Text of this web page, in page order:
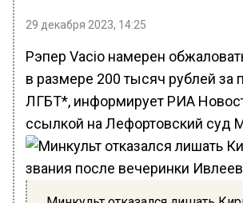
29 декабря 2023, 14:25
Рэпер Vacio намерен
в размере 200 тысяч рублей за
ЛГБТ*, информирует РИА
ссылкой на Лефортовский суд